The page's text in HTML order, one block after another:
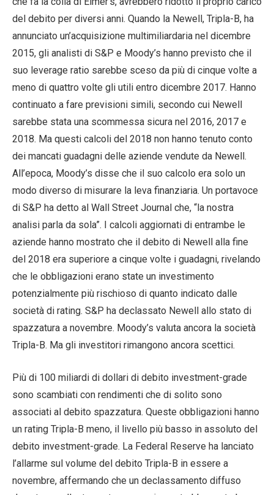
del debito per diversi anni. Quando la Newell, Tripla-B, ha
annunciato un’acquisizione multimiliardaria nel dicembre
2015, gli analisti di S&P e Moody’s hanno previsto che il
suo leverage ratio sarebbe sceso da più di cinque volte a
meno di quattro volte gli utili entro dicembre 2017. Hanno
continuato a fare previsioni simili, secondo cui Newell
sarebbe stata una scommessa sicura nel 2016, 2017 e
2018. Ma questi calcoli del 2018 non hanno tenuto conto
dei mancati guadagni delle aziende vendute da Newell.
All’epoca, Moody’s disse che il suo calcolo era solo un
modo diverso di misurare la leva finanziaria. Un portavoce
di S&P ha detto al Wall Street Journal che, “la nostra
analisi parla da sola”. I calcoli aggiornati di entrambe le
aziende hanno mostrato che il debito di Newell alla fine
del 2018 era superiore a cinque volte i guadagni, rivelando
che le obbligazioni erano state un investimento
potenzialmente più rischioso di quanto indicato dalle
società di rating. S&P ha declassato Newell allo stato di
spazzatura a novembre. Moody’s valuta ancora la società
Tripla-B. Ma gli investitori rimangono ancora scettici.
Più di 100 miliardi di dollari di debito investment-grade
sono scambiati con rendimenti che di solito sono
associati al debito spazzatura. Queste obbligazioni hanno
un rating Tripla-B meno, il livello più basso in assoluto del
debito investment-grade. La Federal Reserve ha lanciato
l’allarme sul volume del debito Tripla-B in essere a
novembre, affermando che un declassamento diffuso